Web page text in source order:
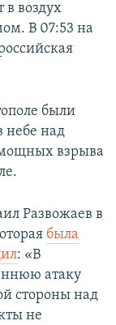
в воздух
В 07:53 на
были
небе над
взрыва
Развожаев в
была
: «В
атаку
стороны над
не